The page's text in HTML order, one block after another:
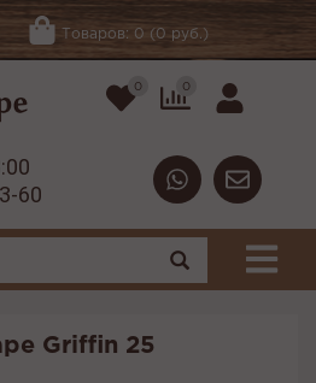
Товаров: 0 (0 руб.)
0 0
60
Griffin 25